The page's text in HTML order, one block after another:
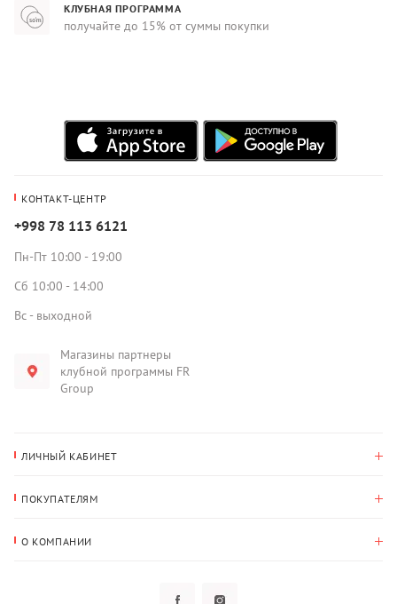
КЛУБНАЯ ПРОГРАММА
получайте до 15% от суммы покупки
КОНТАКТ-ЦЕНТР
+998 78 113 6121
Пн-Пт 10:00 - 19:00
Сб 10:00 - 14:00
Вс - выходной
Магазины партнеры
клубной программы FR
Group
ЛИЧНЫЙ КАБИНЕТ
Адрес для доставки
ПОКУПАТЕЛЯМ
О КОМПАНИИ
Политика конфиденциальности